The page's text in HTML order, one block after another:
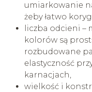
umiarkowanie
żeby łatwo
liczba odcieni –
kolorów są
rozbudowane
elastyczność
karnacjach,
wielkość i